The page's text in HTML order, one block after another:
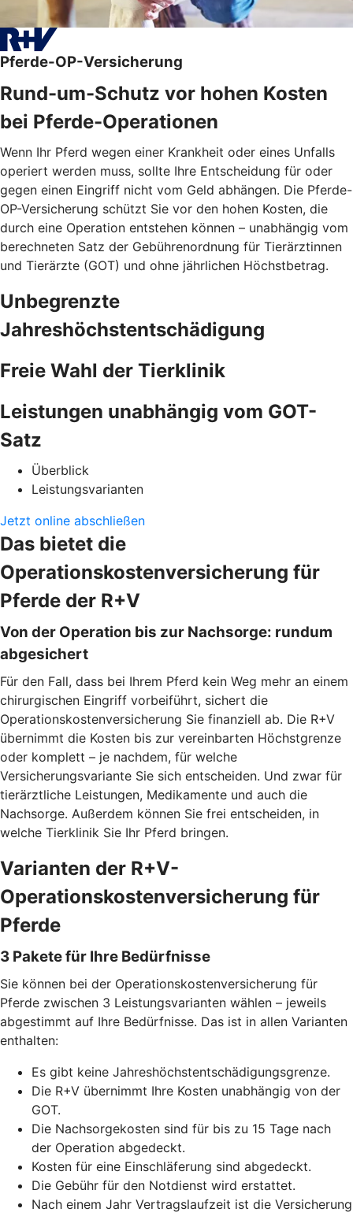
Pferde-OP-Versicherung
Rund-um-Schutz vor hohen Kosten
bei Pferde-Operationen
Wenn Ihr Pferd wegen einer Krankheit oder eines Unfalls
operiert werden muss, sollte Ihre Entscheidung für oder
gegen einen Eingriff nicht vom Geld abhängen. Die Pferde-
OP-Versicherung schützt Sie vor den hohen Kosten, die
durch eine Operation entstehen können – unabhängig vom
berechneten Satz der Gebührenordnung für Tierärztinnen
und Tierärzte (GOT) und ohne jährlichen Höchstbetrag.
Unbegrenzte
Jahreshöchstentschädigung
Freie Wahl der Tierklinik
Leistungen unabhängig vom GOT-
Satz
Überblick
Leistungsvarianten
Jetzt online abschließen
Das bietet die
Operationskostenversicherung für
Pferde der R+V
Von der Operation bis zur Nachsorge: rundum
abgesichert
Für den Fall, dass bei Ihrem Pferd kein Weg mehr an einem
chirurgischen Eingriff vorbeiführt, sichert die
Operationskostenversicherung Sie finanziell ab. Die R+V
übernimmt die Kosten bis zur vereinbarten Höchstgrenze
oder komplett – je nachdem, für welche
Versicherungsvariante Sie sich entscheiden. Und zwar für
tierärztliche Leistungen, Medikamente und auch die
Nachsorge. Außerdem können Sie frei entscheiden, in
welche Tierklinik Sie Ihr Pferd bringen.
Varianten der R+V-
Operationskostenversicherung für
Pferde
3 Pakete für Ihre Bedürfnisse
Sie können bei der Operationskostenversicherung für
Pferde zwischen 3 Leistungsvarianten wählen – jeweils
abgestimmt auf Ihre Bedürfnisse. Das ist in allen Varianten
enthalten:
Es gibt keine Jahreshöchstentschädigungsgrenze.
Die R+V übernimmt Ihre Kosten unabhängig von der
GOT.
Die Nachsorgekosten sind für bis zu 15 Tage nach
der Operation abgedeckt.
Kosten für eine Einschläferung sind abgedeckt.
Die Gebühr für den Notdienst wird erstattet.
Nach einem Jahr Vertragslaufzeit ist die Versicherung